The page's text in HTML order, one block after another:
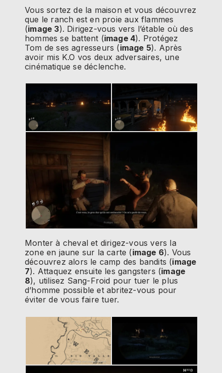
Vous sortez de la maison et vous découvrez
que le ranch est en proie aux flammes
(image 3). Dirigez-vous vers l’étable où des
hommes se battent (image 4). Protégez
Tom de ses agresseurs (image 5). Après
avoir mis K.O vos deux adversaires, une
cinématique se déclenche.
Monter à cheval et dirigez-vous vers la
zone en jaune sur la carte (image 6). Vous
découvrez alors le camp des bandits (image
7). Attaquez ensuite les gangsters (image
8), utilisez Sang-Froid pour tuer le plus
d’homme possible et abritez-vous pour
éviter de vous faire tuer.